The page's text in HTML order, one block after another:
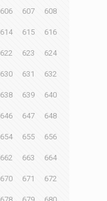
606 607 608
614 615 616
622 623 624
630 631 632
638 639 640
646 647 648
654 655 656
662 663 664
670 671 672